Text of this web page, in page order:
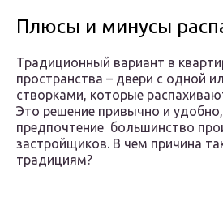
Плюсы и минусы
Традиционный вариант в
пространства – двери с одной
створками, которые
Это решение привычно и
предпочтение большинство
застройщиков. В чем причина
традициям?